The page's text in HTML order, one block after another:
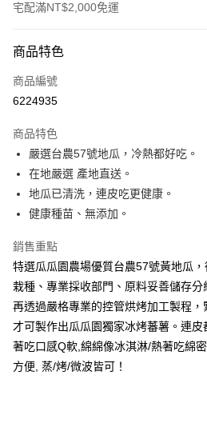
宅配滿NT$2,000免運
信用卡一次付款
LINE Pay
街口支付
悠遊付
全盈+PAY
AFTEE先享後付
相關說明
AFTEE先享後付是「在收到商品之後才付款
便利好安心！
１．簡單：不需註冊會員、不需綁卡、不需
２．便利：只要手機號碼，簡訊認證，即可
３．安心：先確認商品／服務後，再付款。
ATM付款
運送方式
商品特色
商品編號
6224935
商品特色
嚴選台農57號地瓜，冷熱都好吃。
在地嚴選 產地直送。
地瓜已清洗，連皮吃更健康。
健康種苗、無添加。
銷售重點
特選瓜瓜園農場優質台農57號黃地瓜
栽種、專業採收部門、原料妥善儲存分
再透過嚴格專業的控管烘烤加工製程
才可製作出瓜瓜園獨家冰烤蕃薯。連
著吃口感Q軟,綿綿像冰淇淋/熱著吃綿
方便, 蒸/烤/微波皆可！